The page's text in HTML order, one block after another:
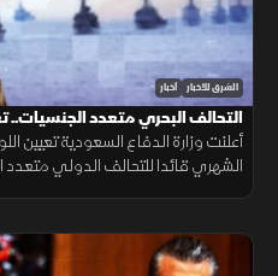
الشرق للأخبار أخبار
التحالف البحري متعدد الجنسيات..
أعلنت وزارة الدفاع السعودية تعيين
الشهري قائدا للتحالف الدولي